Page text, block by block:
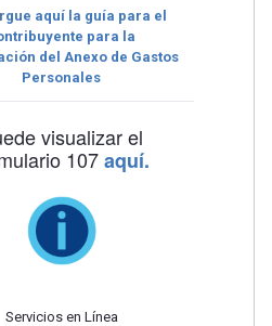
aquí la guía para el
para la
del Anexo de Gastos
Personales
visualizar el
107aquí.
Servicios en Línea